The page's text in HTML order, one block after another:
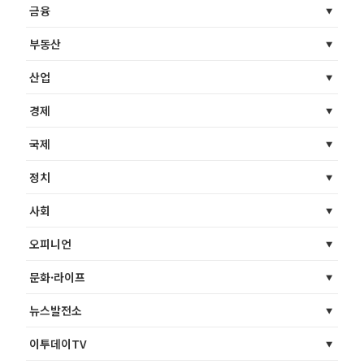
금융
부동산
산업
경제
국제
정치
사회
오피니언
문화·라이프
뉴스발전소
이투데이TV